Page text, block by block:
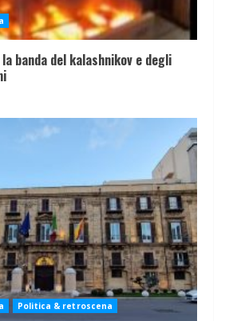
banda del kalashnikov e degli
Politica & retroscena